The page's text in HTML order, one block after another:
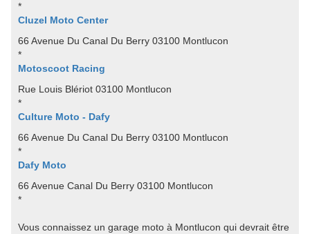
*
Cluzel Moto Center
66 Avenue Du Canal Du Berry 03100 Montlucon
*
Motoscoot Racing
Rue Louis Blériot 03100 Montlucon
*
Culture Moto - Dafy
66 Avenue Du Canal Du Berry 03100 Montlucon
*
Dafy Moto
66 Avenue Canal Du Berry 03100 Montlucon
*
Vous connaissez un garage moto à Montlucon qui devrait être